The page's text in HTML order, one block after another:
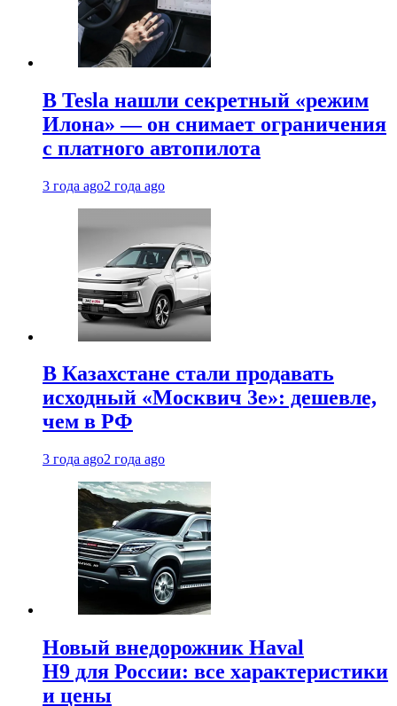
В Tesla нашли секретный «режим
Илона» — он снимает ограничения
с платного автопилота
3 года ago2 года ago
В Казахстане стали продавать
исходный «Москвич 3e»: дешевле,
чем в РФ
3 года ago2 года ago
Новый внедорожник Haval
H9 для России: все характеристики
и цены